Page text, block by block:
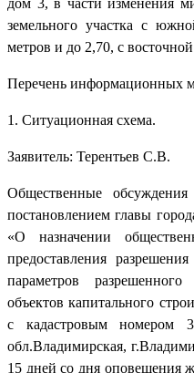
земельного участка с
метров и до 2,70, с
Перечень информационных
1. Ситуационная схема.
Заявитель: Терентьев С.В.
Общественные
постановлением главы
«О назначении
предоставления
параметров разрешенного
объектов капитального
с кадастровым номером
обл.Владимирская,
15 дней со дня оповещения